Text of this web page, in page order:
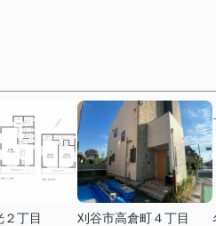
丁目
刈谷市高倉町４丁目